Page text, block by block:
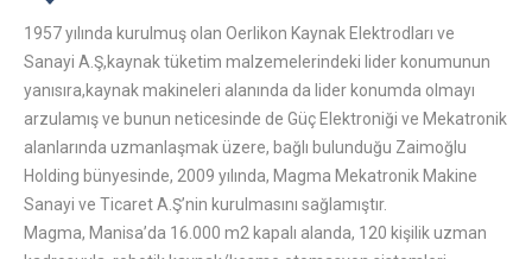
1957 yılında kurulmuş olan Oerlikon Kaynak Elektrodları ve
Sanayi A.Ş,kaynak tüketim malzemelerindeki lider konumunun
yanısıra,kaynak makineleri alanında da lider konumda olmayı
arzulamış ve bunun neticesinde de Güç Elektroniği ve Mekatronik
alanlarında uzmanlaşmak üzere, bağlı bulunduğu Zaimoğlu
Holding bünyesinde, 2009 yılında, Magma Mekatronik Makine
Sanayi ve Ticaret A.Ş’nin kurulmasını sağlamıştır.
Magma, Manisa’da 16.000 m2 kapalı alanda, 120 kişilik uzman